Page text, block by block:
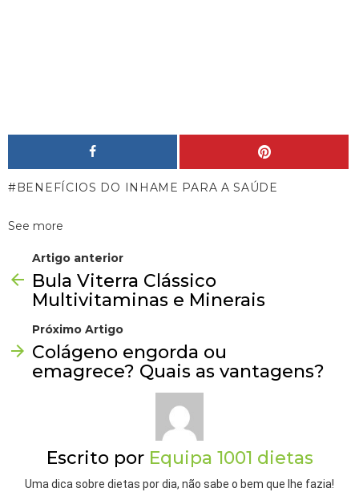
BENEFÍCIOS DO INHAME PARA A SAÚDE
See more
Artigo anterior
Bula Viterra Clássico
Multivitaminas e Minerais
Próximo Artigo
Colágeno engorda ou
emagrece? Quais as vantagens?
Escrito por Equipa 1001 dietas
Uma dica sobre dietas por dia, não sabe o bem que lhe fazia!